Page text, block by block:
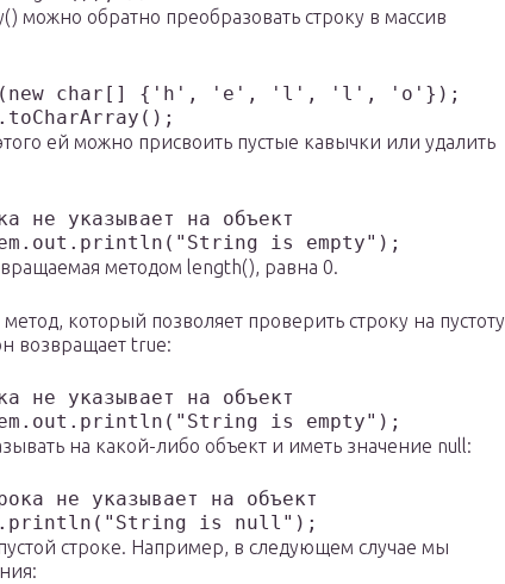
можно обратно преобразовать строку в массив
char[] {'h', 'e', 'l', 'l', 'o'});
ей можно присвоить пустые кавычки или удалить
указывает на объект
методом length(), равна 0.
который позволяет проверить строку на пустоту
возвращает true:
указывает на объект
на какой-либо объект и иметь значение null:
не указывает на объект
строке. Например, в следующем случае мы